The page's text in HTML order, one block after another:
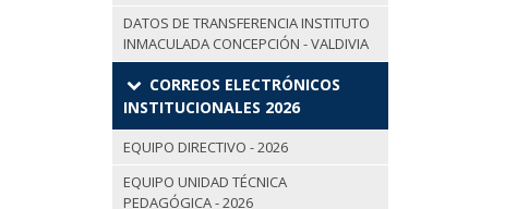
DATOS DE TRANSFERENCIA INSTITUTO
INMACULADA CONCEPCIÓN - VALDIVIA
CORREOS ELECTRÓNICOS
INSTITUCIONALES 2026
EQUIPO DIRECTIVO - 2026
EQUIPO UNIDAD TÉCNICA
PEDAGÓGICA - 2026